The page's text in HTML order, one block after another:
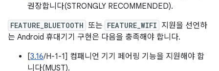
권장합니다(STRONGLY RECOMMENDED).
FEATURE_BLUETOOTH 또는 FEATURE_WIFI 지원을 선언하
는 Android 휴대기기 구현은 다음을 충족해야 합니다.
[3.16/H-1-1] 컴패니언 기기 페어링 기능을 지원해야 합
니다(MUST).